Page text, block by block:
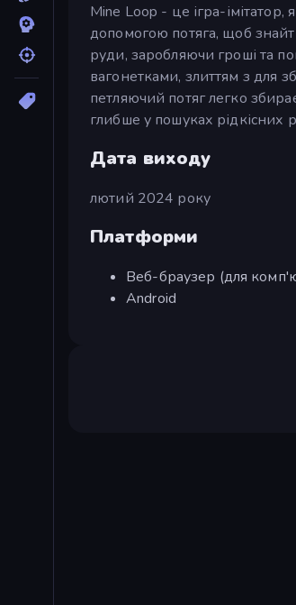
Mine Loop - це ігра-
допомогою потяга, щоб
руди, заробляючи гроші та
вагонетками, злиттям з для
петляючий потяг легко
глибше у пошуках рідкісних
Дата виходу
лютий 2024 року
Платформи
Веб-браузер (для
Android